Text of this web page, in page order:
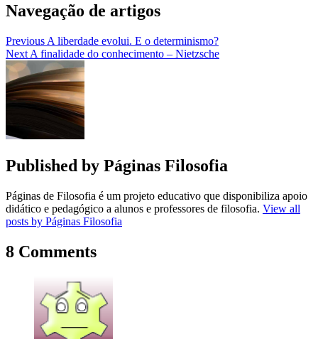
Navegação de artigos
Previous A liberdade evolui. E o determinismo?
Next A finalidade do conhecimento – Nietzsche
Published by Páginas Filosofia
Páginas de Filosofia é um projeto educativo que disponibiliza apoio
didático e pedagógico a alunos e professores de filosofia. View all
posts by Páginas Filosofia
8 Comments